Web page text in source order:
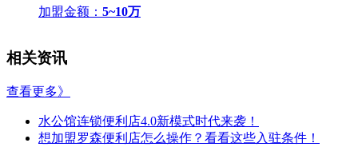
加盟金额： 5~10万
相关资讯
查看更多》
水公馆连锁便利店4.0新模式时代来袭！
想加盟罗森便利店怎么操作？看看这些入驻条件！